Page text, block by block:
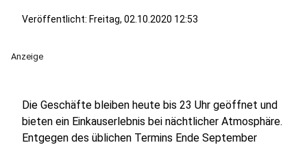
Veröffentlicht: Freitag, 02.10.2020 12:53
Anzeige
Die Geschäfte bleiben heute bis 23 Uhr geöffnet und
bieten ein Einkauserlebnis bei nächtlicher Atmosphäre.
Entgegen des üblichen Termins Ende September